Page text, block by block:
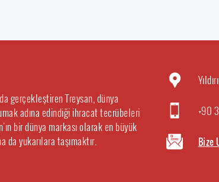
gerçekleştiren Treysan, dünya
adına edindiği ihracat tecrübeleri
bir dünya markası olarak en büyük
da yukarılara taşımaktır.
+90
Bize